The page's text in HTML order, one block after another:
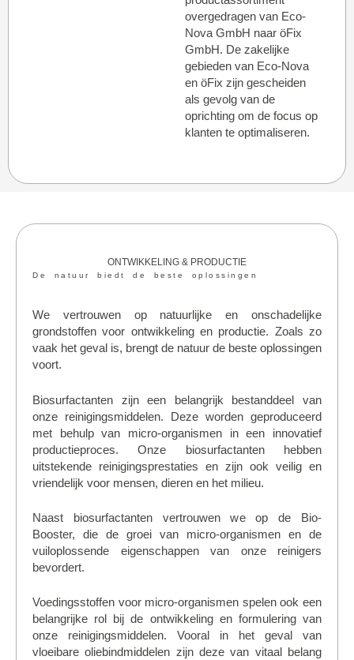
overgedragen van Eco-
Nova GmbH naar öFix
GmbH. De zakelijke
gebieden van Eco-Nova
en öFix zijn gescheiden
als gevolg van de
oprichting om de focus op
klanten te optimaliseren.
ONTWIKKELING & PRODUCTIE
De natuur biedt de beste oplossingen
We vertrouwen op natuurlijke en onschadelijke
grondstoffen voor ontwikkeling en productie. Zoals zo
vaak het geval is, brengt de natuur de beste oplossingen
voort.
Biosurfactanten zijn een belangrijk bestanddeel van
onze reinigingsmiddelen. Deze worden geproduceerd
met behulp van micro-organismen in een innovatief
productieproces. Onze biosurfactanten hebben
uitstekende reinigingsprestaties en zijn ook veilig en
vriendelijk voor mensen, dieren en het milieu.
Naast biosurfactanten vertrouwen we op de Bio-
Booster, die de groei van micro-organismen en de
vuiloplossende eigenschappen van onze reinigers
bevordert.
Voedingsstoffen voor micro-organismen spelen ook een
belangrijke rol bij de ontwikkeling en formulering van
onze reinigingsmiddelen. Vooral in het geval van
vloeibare oliebindmiddelen zijn deze van vitaal belang